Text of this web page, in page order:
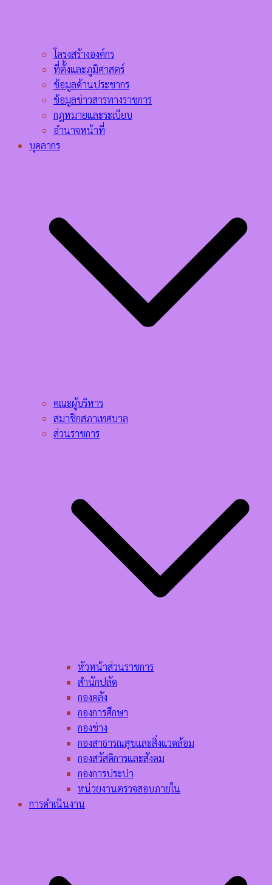
โครงสร้างองค์กร
ที่ตั้งและภูมิศาสตร์
ข้อมูลด้านประชากร
ข้อมูลข่าวสารทางราชการ
กฎหมายและระเบียบ
อำนาจหน้าที่
บุคลากร
คณะผู้บริหาร
สมาชิกสภาเทศบาล
ส่วนราชการ
หัวหน้าส่วนราชการ
สำนักปลัด
กองคลัง
กองการศึกษา
กองช่าง
กองสาธารณสุขและสิ่งแวดล้อม
กองสวัสดิการและสังคม
กองการประปา
หน่วยงานตรวจสอบภายใน
การดำเนินงาน